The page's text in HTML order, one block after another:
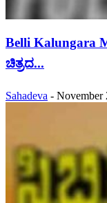
Belli Kalungara
ಚಿತ್ರದ...
Sahadeva - November